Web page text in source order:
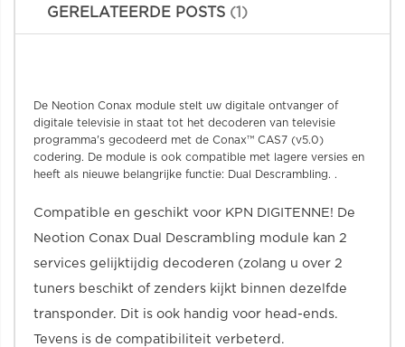
GERELATEERDE POSTS 1
De Neotion Conax module stelt uw digitale ontvanger of
digitale televisie in staat tot het decoderen van televisie
programma's gecodeerd met de Conax™ CAS7 (v5.0)
codering. De module is ook compatible met lagere versies en
heeft als nieuwe belangrijke functie: Dual Descrambling. .
Compatible en geschikt voor KPN DIGITENNE! De
Neotion Conax Dual Descrambling module kan 2
services gelijktijdig decoderen (zolang u over 2
tuners beschikt of zenders kijkt binnen dezelfde
transponder. Dit is ook handig voor head-ends.
Tevens is de compatibiliteit verbeterd.